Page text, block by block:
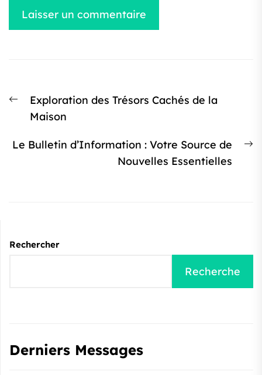
de
l’article
Article
précédent
Exploration des Trésors Cachés de la
Maison
Le Bulletin d’Information : Votre Source de
Nouvelles Essentielles
Rechercher
Recherche
Derniers Messages